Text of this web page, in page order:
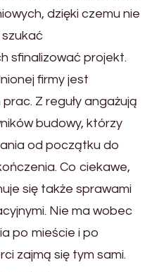
dzięki czemu nie
sfinalizować projekt.
firmy jest
Z reguły angażują
budowy, którzy
od początku do
Co ciekawe,
się także sprawami
Nie ma wobec
po mieście i po
zajmą się tym sami.